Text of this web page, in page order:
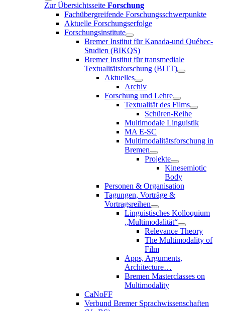
Zur Übersichtsseite Forschung
Fachübergreifende Forschungsschwerpunkte
Aktuelle Forschungserfolge
Forschungsinstitute
Bremer Institut für Kanada-und Québec-
Studien (BIKQS)
Bremer Institut für transmediale
Textualitätsforschung (BITT)
Aktuelles
Archiv
Forschung und Lehre
Textualität des Films
Schüren-Reihe
Multimodale Linguistik
MA E-SC
Multimodalitätsforschung in
Bremen
Projekte
Kinesemiotic
Body
Personen & Organisation
Tagungen, Vorträge &
Vortragsreihen
Linguistisches Kolloquium
„Multimodalität“
Relevance Theory
The Multimodality of
Film
Apps, Arguments,
Architecture…
Bremen Masterclasses on
Multimodality
CaNoFF
Verbund Bremer Sprachwissenschaften